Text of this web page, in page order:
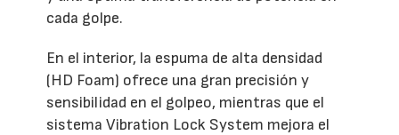
cada golpe.
En el interior, la espuma de alta densidad
(HD Foam) ofrece una gran precisión y
sensibilidad en el golpeo, mientras que el
sistema Vibration Lock System mejora el